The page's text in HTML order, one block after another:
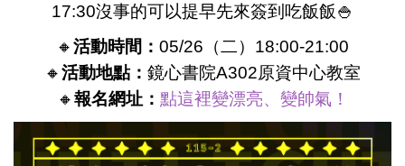
17:30沒事的可以提早先來簽到吃飯飯🍚
🔸活動時間： 05/26（二）18:00-21:00
🔸活動地點： 鏡心書院A302原資中心教室
🔸報名網址： 點這裡變漂亮、變帥氣！